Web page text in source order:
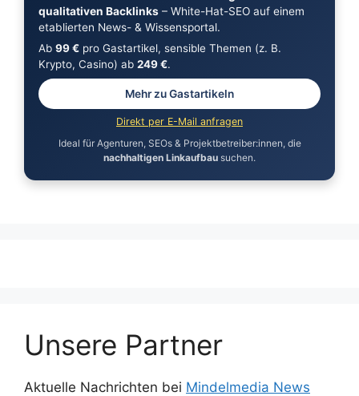
qualitativen Backlinks– White-Hat-SEO auf einem
etablierten News- & Wissensportal.
Ab 99 €pro Gastartikel, sensible Themen (z. B.
Krypto, Casino) ab 249 €.
Mehr zu Gastartikeln
Direkt per E-Mail anfragen
Ideal für Agenturen, SEOs & Projektbetreiber:innen, die
nachhaltigen Linkaufbau suchen.
Unsere Partner
Aktuelle Nachrichten bei Mindelmedia News